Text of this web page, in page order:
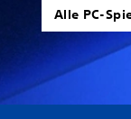
Alle PC-